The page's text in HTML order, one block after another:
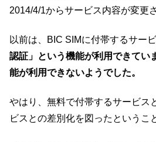
2014/4/1からサービス内容が変更
以前は、BIC SIMに付帯するサー
認証」という機能が利用できてい
能が利用できないようでした。
やはり、無料で付帯するサービス
ビスとの差別化を図ったというこ